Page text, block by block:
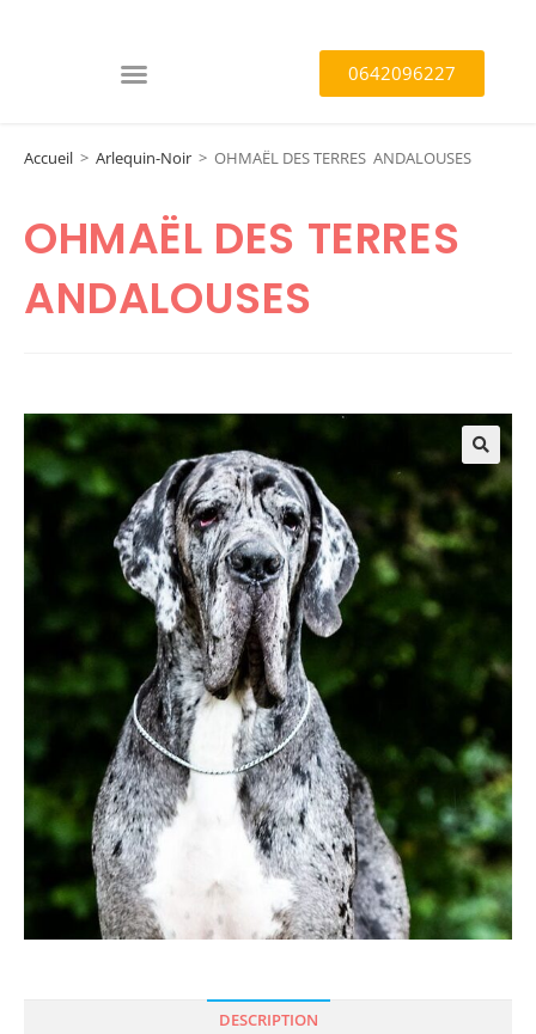
0642096227
Accueil > Arlequin-Noir > OHMAËL DES TERRES ANDALOUSES
OHMAËL DES TERRES
ANDALOUSES
🔍
DESCRIPTION